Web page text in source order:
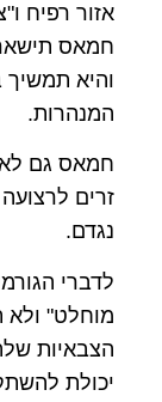
אזור רפיח
חמאס
והיא
המנהרות.
חמאס גם לא
זרים
נגדם.
לדברי
מוחלט" ולא
הצבאיות
יכולת